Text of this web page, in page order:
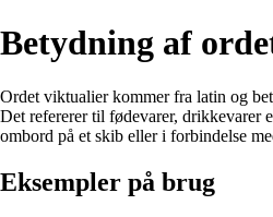
Betydning af
Ordet viktualier kommer fra latin og
Det refererer til fødevarer, drikkevarer
ombord på et skib eller i forbindelse
Eksempler på brug